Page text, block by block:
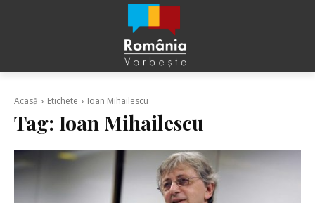
Acasă Etichete Ioan Mihailescu
Tag: Ioan Mihailescu